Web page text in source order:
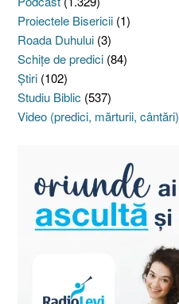
Proiectele Bisericii (1)
Roada Duhului (3)
Schiţe de predici (84)
Ştiri (102)
Studiu Biblic (537)
Video (predici, mărturii, cântări)